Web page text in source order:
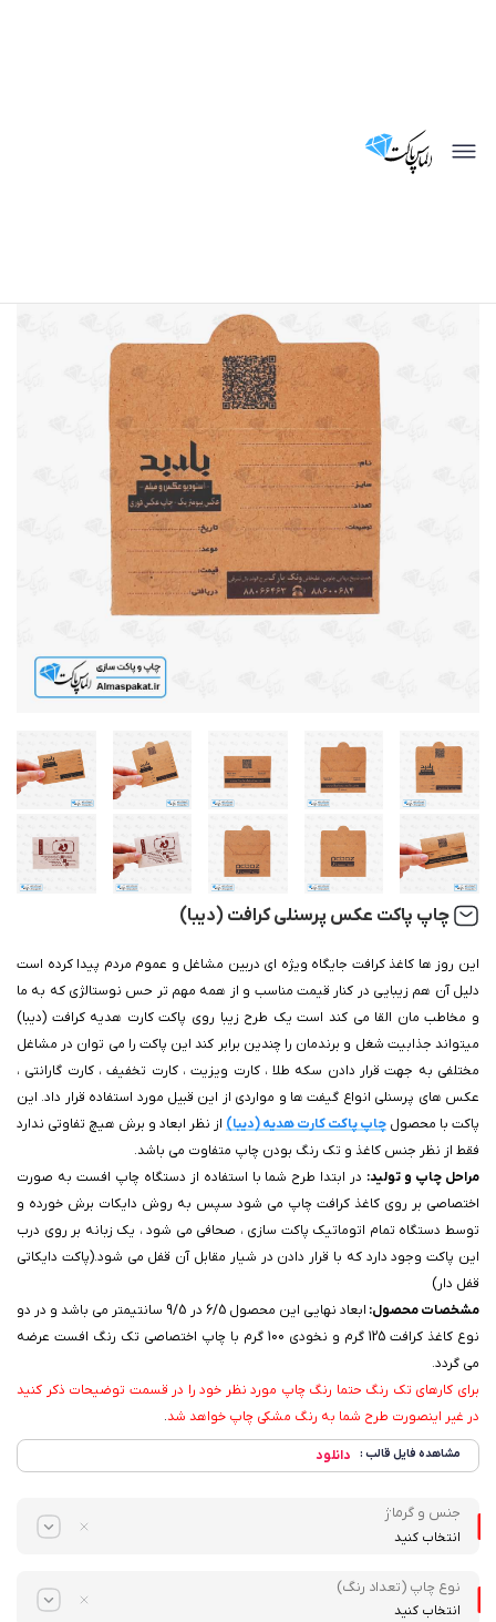
محصولات آماده معذوریم.لطفا جهت استعلام قیمت داخل ایتا ، بله ، روبیکا و یا
واتساپ پیام بگزارید.
چاپ پاکت عکس پرسنلی کرافت (دیبا)
این روز ها کاغذ کرافت جایگاه ویژه ای دربین مشاغل و عموم مردم پیدا کرده است
دلیل آن هم زیبایی در کنار قیمت مناسب و از همه مهم تر حس نوستالژی که به ما
و مخاطب مان القا می کند است یک طرح زیبا روی پاکت کارت هدیه کرافت (دیبا)
میتواند جذابیت شغل و برندمان را چندین برابر کند این پاکت را می توان در مشاغل
مختلفی به جهت قرار دادن سکه طلا ، کارت ویزیت ، کارت تخفیف ، کارت گارانتی ،
عکس های پرسنلی انواع گیفت ها و مواردی از این قبیل مورد استفاده قرار داد. این
پاکت با محصول چاپ پاکت کارت هدیه (دیبا) از نظر ابعاد و برش هیچ تفاوتی ندارد
فقط از نظر جنس کاغذ و تک رنگ بودن چاپ متفاوت می باشد.
مراحل چاپ و تولید: در ابتدا طرح شما با استفاده از دستگاه چاپ افست به صورت
اختصاصی بر روی کاغذ کرافت چاپ می شود سپس به روش دایکات برش خورده و
توسط دستگاه تمام اتوماتیک پاکت سازی ، صحافی می شود ، یک زبانه بر روی درب
این پاکت وجود دارد که با قرار دادن در شیار مقابل آن قفل می شود.(پاکت دایکاتی
قفل دار)
مشخصات محصول:
ابعاد نهایی این محصول 6/5 در 9/5 سانتیمتر می باشد و در دو
نوع کاغذ کرافت 125 گرم و نخودی 100 گرم با چاپ اختصاصی تک رنگ افست عرضه
می گردد.
برای کارهای تک رنگ حتما رنگ چاپ مورد نظر خود را در قسمت توضیحات ذکر کنید
در غیر اینصورت طرح شما به رنگ مشکی چاپ خواهد شد.
مشاهده فایل قالب : دانلود
جنس و گرماژ
انتخاب کنید
نوع چاپ (تعداد رنگ)
انتخاب کنید